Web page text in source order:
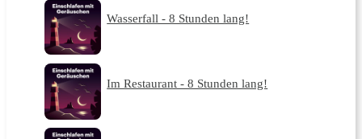
Wasserfall - 8 Stunden lang!
Im Restaurant - 8 Stunden lang!